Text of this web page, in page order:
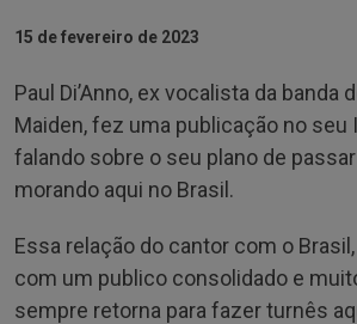
15 de fevereiro de 2023
Paul Di’Anno, ex vocalista da banda
Maiden, fez uma publicação no seu
falando sobre o seu plano de
morando aqui no Brasil.
Essa relação do cantor com o
com um publico consolidado e
sempre retorna para fazer turnês